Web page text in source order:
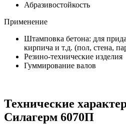
Абразивостойкость
Применение
Штамповка бетона: для
кирпича и т.д. (пол, стена,
Резино-технические изделия
Гуммирование валов
Технические
Силагерм 6070П